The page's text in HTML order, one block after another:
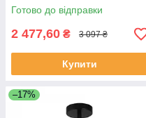
Готово до відправки
2 477,60 ₴ 3 097 ₴
Купити
–17%